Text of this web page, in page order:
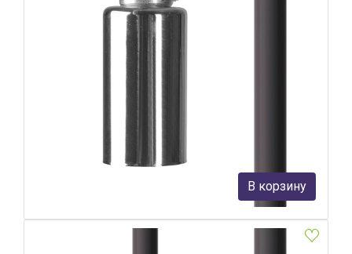
Патрон с кабелем Nowodvorski Cameleon Cable G9 8623
В корзину